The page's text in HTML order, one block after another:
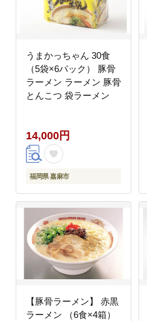
うまかっちゃん 30食
（5袋×6パック） 豚骨
ラーメン ラーメン 豚骨
とんこつ 袋ラーメン
14,000円
福岡県 嘉麻市
【豚骨ラーメン】 赤黒
ラーメン （6食×4箱）